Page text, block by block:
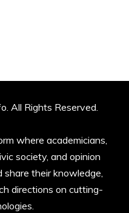
All Rights Reserved.
where academicians,
society, and opinion
share their knowledge,
directions on cutting-